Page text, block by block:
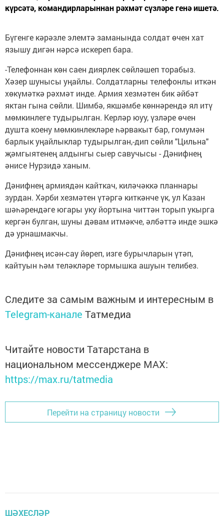
күрсәтә, командирларыннан рәхмәт сүзләре генә ишетә.
Бүгенге кәрәзле элемтә заманында солдат өчен хат
язышу дигән нәрсә искереп бара.
-Телефоннан көн саен диярлек сөйләшеп торабыз.
Хәзер шунысы уңайлы. Солдатларны телефонлы иткән
хөкүмәткә рәхмәт инде. Армия хезмәтен бик әйбәт
яктан гына сөйли. Шимбә, якшәмбе көннәрендә ял итү
мөмкинлеге тудырылган. Керләр юуу, үзләре өчен
душта коену мөмкинлекләре һәрвакыт бар, гомумән
барлык уңайлыклар тудырылган,-дип сөйли "Цильна"
җәмгыятенең алдынгы сыер савучысы - Дәнифнең
әнисе Нурзидә ханым.
Дәнифнең армиядән кайткач, киләчәккә планнары
зурдан. Хәрби хезмәтен үтәргә киткәнче үк, ул Казан
шәһәрендәге югары уку йортына читтән торып укырга
кергән булган, шуны дәвам итмәкче, әлбәттә инде эшкә
дә урнашмакчы.
Дәнифнең исән-сау йөреп, изге бурычларын үтәп,
кайтуын һәм теләкләре тормышка ашуын телибез.
Следите за самым важным и интересным в
Telegram-канале Татмедиа
Читайте новости Татарстана в
национальном мессенджере MАХ:
https://max.ru/tatmedia
Перейти на страницу новости
ШӘХЕСЛӘР